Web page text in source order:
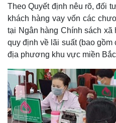
Theo Quyết định nêu rõ, đối
khách hàng vay vốn các
tại Ngân hàng Chính sách
quy định về lãi suất (bao
địa phương khu vực miền